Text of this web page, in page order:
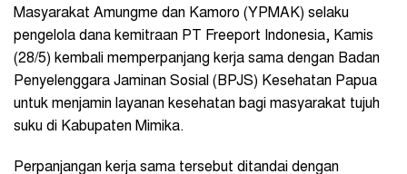
Masyarakat Amungme dan Kamoro (YPMAK) selaku
pengelola dana kemitraan PT Freeport Indonesia, Kamis
(28/5) kembali memperpanjang kerja sama dengan Badan
Penyelenggara Jaminan Sosial (BPJS) Kesehatan Papua
untuk menjamin layanan kesehatan bagi masyarakat tujuh
suku di Kabupaten Mimika.
Perpanjangan kerja sama tersebut ditandai dengan